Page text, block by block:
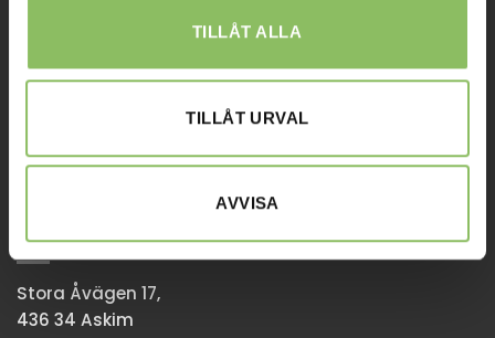
TILLÅT ALLA
TILLÅT URVAL
AVVISA
Sommaröppettider:
Övriga dagar har vi stängt.
info@baddsofflagret.se
GÖTEBORG
Stora Åvägen 17,
436 34 Askim